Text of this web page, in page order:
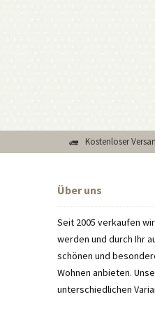
Kostenloser
Über uns
Seit 2005 verkaufen
werden und durch Ihr
schönen und
Wohnen anbieten.
unterschiedlichen